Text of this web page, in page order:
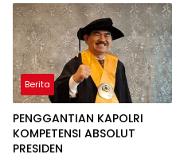
Perkuat Pembangunan
Satuan
Berita
PENGGANTIAN KAPOLRI
KOMPETENSI ABSOLUT
PRESIDEN